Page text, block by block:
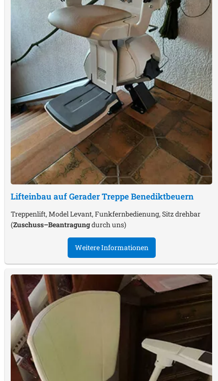
Lifteinbau auf Gerader TreppeBenediktbeuern
Treppenlift, Model Levant, Funkfernbedienung, Sitz drehbar
(Zuschuss–Beantragungdurch uns)
Weitere Informationen